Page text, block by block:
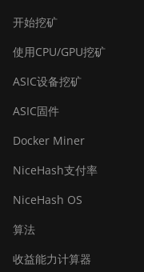
开始挖矿
使用CPU/GPU挖矿
ASIC设备挖矿
ASIC固件
Docker Miner
NiceHash支付率
NiceHash OS
算法
收益能力计算器